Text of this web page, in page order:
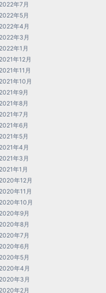
2022年7月
2022年5月
2022年4月
2022年3月
2022年1月
2021年12月
2021年11月
2021年10月
2021年9月
2021年8月
2021年7月
2021年6月
2021年5月
2021年4月
2021年3月
2021年1月
2020年12月
2020年11月
2020年10月
2020年9月
2020年8月
2020年7月
2020年6月
2020年5月
2020年4月
2020年3月
2020年2月